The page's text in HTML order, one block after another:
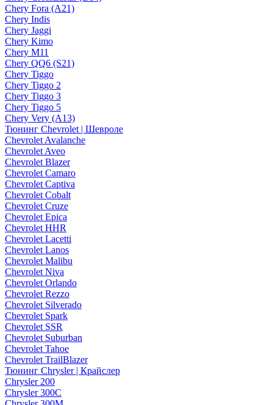
Chery Fora (A21)
Chery Indis
Chery Jaggi
Chery Kimo
Chery M11
Chery QQ6 (S21)
Chery Tiggo
Chery Tiggo 2
Chery Tiggo 3
Chery Tiggo 5
Chery Very (A13)
Тюнинг Chevrolet | Шевроле
Chevrolet Avalanche
Chevrolet Aveo
Chevrolet Blazer
Chevrolet Camaro
Chevrolet Captiva
Chevrolet Cobalt
Chevrolet Cruze
Chevrolet Epica
Chevrolet HHR
Chevrolet Lacetti
Chevrolet Lanos
Chevrolet Malibu
Chevrolet Niva
Chevrolet Orlando
Chevrolet Rezzo
Chevrolet Silverado
Chevrolet Spark
Chevrolet SSR
Chevrolet Suburban
Chevrolet Tahoe
Chevrolet TrailBlazer
Тюнинг Chrysler | Крайслер
Chrysler 200
Chrysler 300C